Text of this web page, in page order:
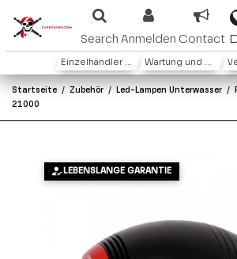
Search Anmelden Contact
Einzelhändler oder Distributoren Wartung und Garantie
Startseite Zubehör Led-Lampen Unterwasser
21000
LEBENSLANGE GARANTIE